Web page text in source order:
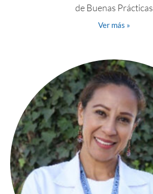
de Buenas Prácticas
Ver más »